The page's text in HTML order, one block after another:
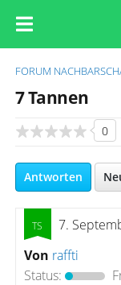
FORUM
7 Tannen
0
Antworten
7.
Von raffti
Status: